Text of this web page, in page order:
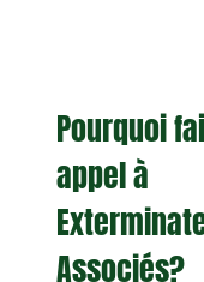
Pourquoi
appel à
Associés?